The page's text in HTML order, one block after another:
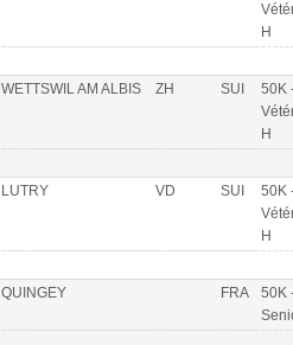
H
WETTSWIL AM ALBIS ZH SUI
50K
H
LUTRY VD SUI
50K
H
QUINGEY FRA
50K